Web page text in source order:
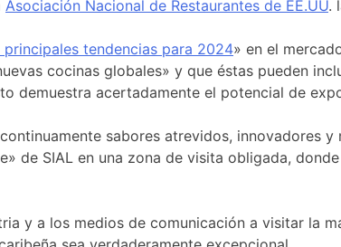
Asociación Nacional de Restaurantes de EE.UU.
principales tendencias para 2024» en el
cocinas globales» y que éstas pueden
demuestra acertadamente el potencial de
sabores atrevidos, innovadores
de SIAL en una zona de visita obligada,
y a los medios de comunicación a visitar la